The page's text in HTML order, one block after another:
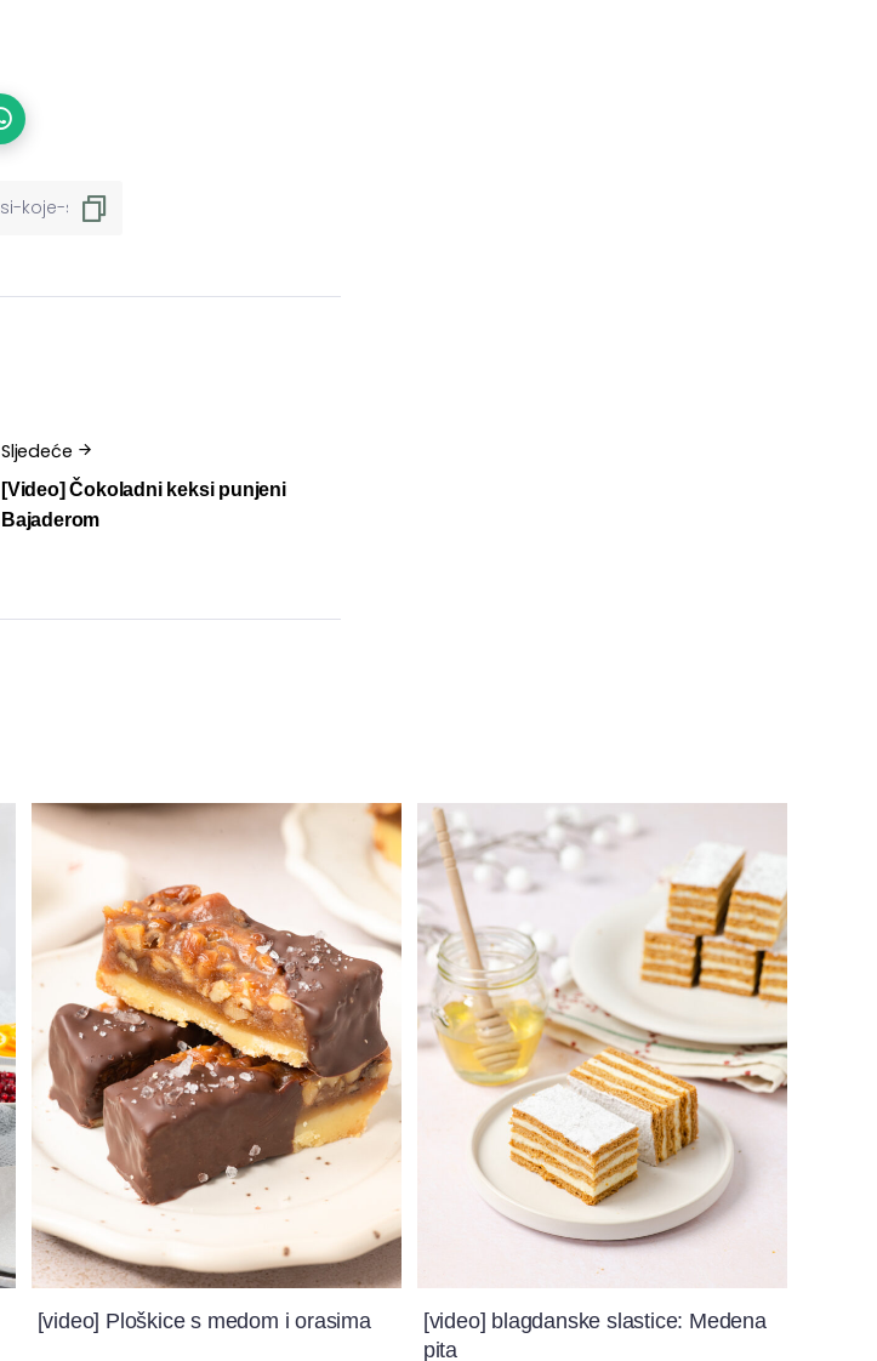
Sljedeće
[Video] Čokoladni keksi punjeni
Bajaderom
[video] Ploškice s medom i orasima
[video] blagdanske slastice: Medena
pita